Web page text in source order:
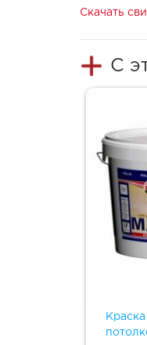
Скачать
С